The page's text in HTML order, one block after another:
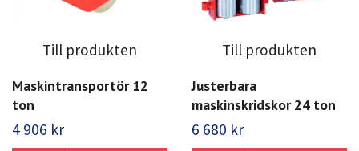
Till produkten
Maskintransportör 12
ton
4 906 kr
Till produkten
Justerbara
maskinskridskor 24 ton
6 680 kr